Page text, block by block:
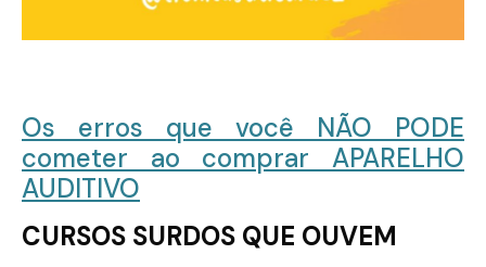
Os erros que você NÃO PODE
cometer ao comprar APARELHO
AUDITIVO
CURSOS SURDOS QUE OUVEM